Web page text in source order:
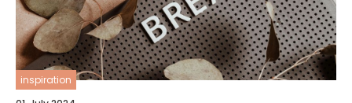
inspiration